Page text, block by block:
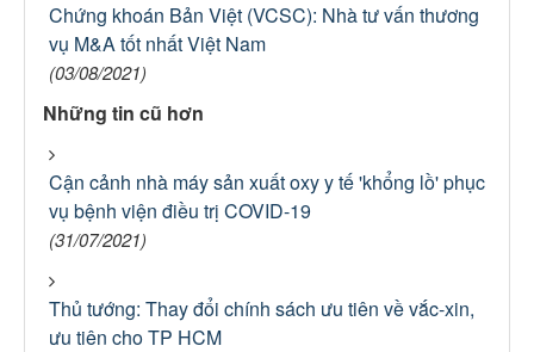
Chứng khoán Bản Việt (VCSC): Nhà tư vấn thương
vụ M&A tốt nhất Việt Nam
(03/08/2021)
Những tin cũ hơn
Cận cảnh nhà máy sản xuất oxy y tế 'khổng lồ' phục
vụ bệnh viện điều trị COVID-19
(31/07/2021)
Thủ tướng: Thay đổi chính sách ưu tiên về vắc-xin,
ưu tiên cho TP HCM